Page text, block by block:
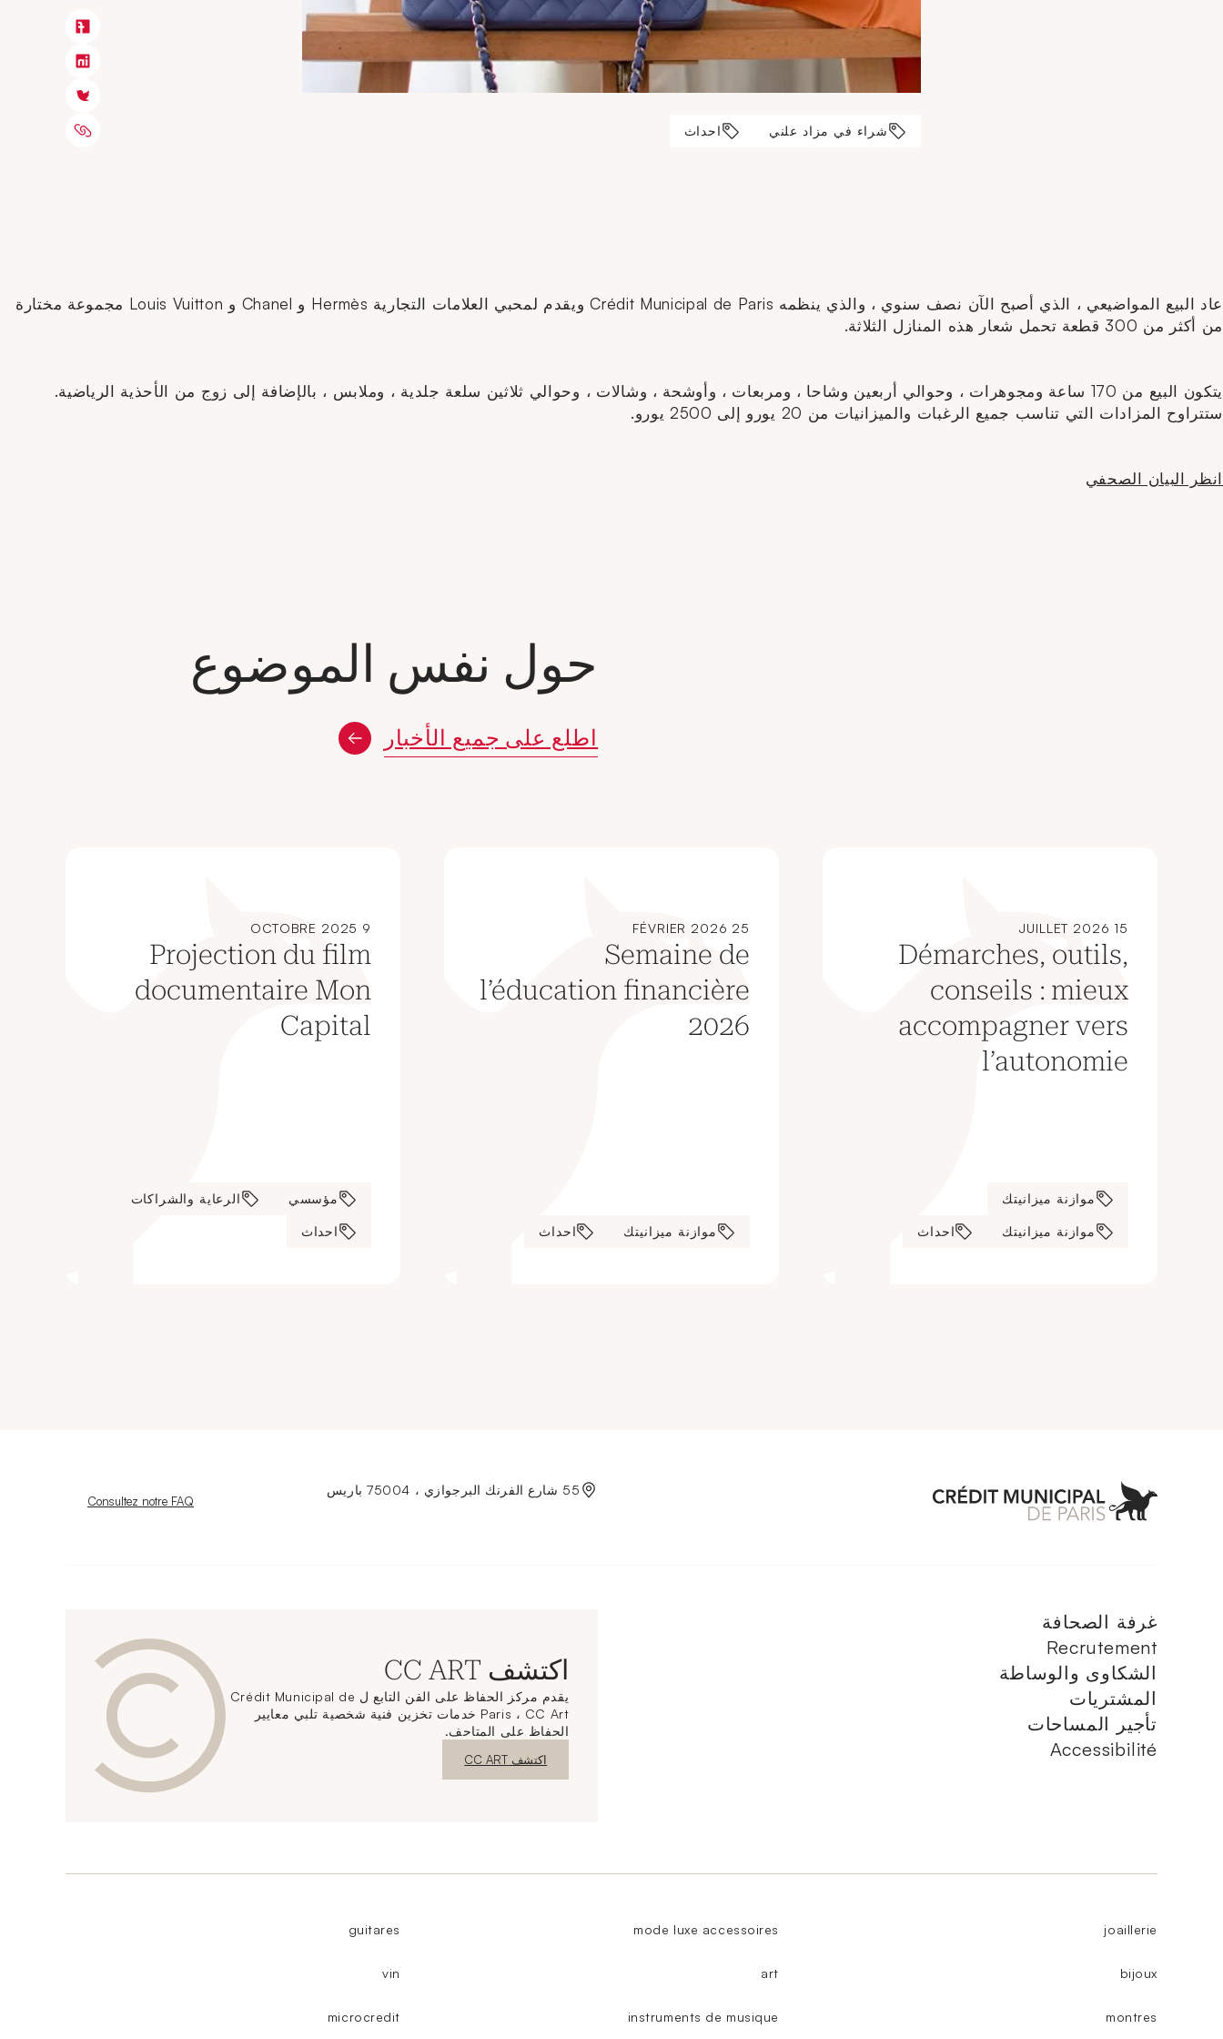
شراء في مزاد علني احداث
عاد البيع المواضيعي ، الذي أصبح الآن نصف سنوي ، والذي ينظمه Crédit Municipal de Paris ويقدم لمحبي العلامات التجارية Hermès و Chanel و Louis Vuitton مجموعة مختارة
من أكثر من 300 قطعة تحمل شعار هذه المنازل الثلاثة.
يتكون البيع من 170 ساعة ومجوهرات ، وحوالي أربعين وشاحا ، ومربعات ، وأوشحة ، وشالات ، وحوالي ثلاثين سلعة جلدية ، وملابس ، بالإضافة إلى زوج من الأحذية الرياضية.
ستتراوح المزادات التي تناسب جميع الرغبات والميزانيات من 20 يورو إلى 2500 يورو.
انظر البيان الصحفي
حول نفس الموضوع
اطلع على جميع الأخبار
15 JUILLET 2026
Démarches, outils,
conseils : mieux
accompagner vers
l’autonomie
موازنة ميزانيتك
موازنة ميزانيتك احداث
25 FÉVRIER 2026
Semaine de
l’éducation financière
2026
موازنة ميزانيتك احداث
9 OCTOBRE 2025
Projection du film
documentaire Mon
Capital
مؤسسي الرعاية والشراكات
احداث
Aller à l'accueil de Crédit Municipal de Paris 55 شارع الفرنك البرجوازي ، 75004 باريس
Nouvelle fenêtre
Consultez notre FAQ
غرفة الصحافة
Recrutement
الشكاوى والوساطة
المشتريات
تأجير المساحات
Accessibilité
اكتشف CC ART
يقدم مركز الحفاظ على الفن التابع ل Crédit Municipal de
Paris ، CC Art خدمات تخزين فنية شخصية تلبي معايير
الحفاظ على المتاحف.
نافذة جديدة
اكتشف CC ART
joaillerie
bijoux
montres
mode luxe accessoires
art
instruments de musique
guitares
vin
microcredit